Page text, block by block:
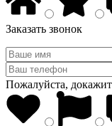
Заказать звонок
Пожалуйста,